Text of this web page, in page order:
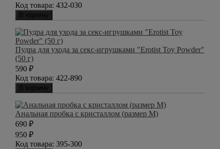
Код товара: 432-030
В корзину
Пудра для ухода за секс-игрушками "Erotist Toy Powder"
(50 г)
590 ₽
Код товара: 422-890
В корзину
Анальная пробка с кристаллом (размер M)
690 ₽
950 ₽
Код товара: 395-300